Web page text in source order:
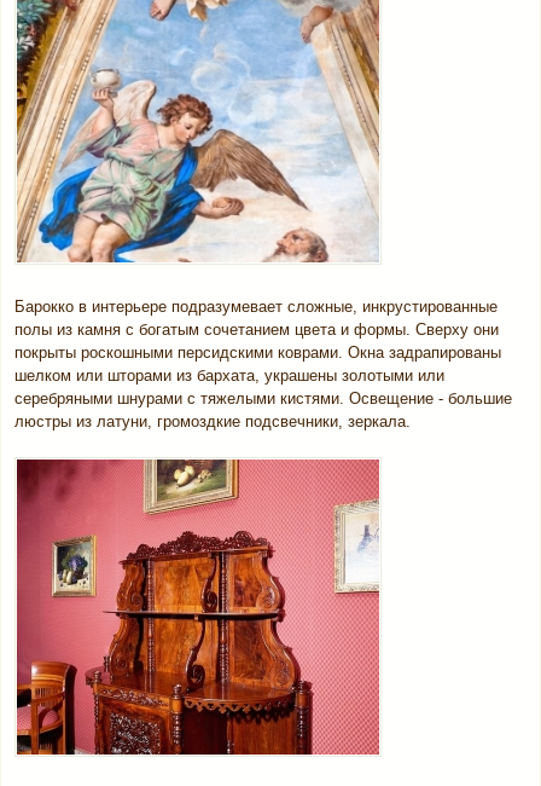
Барокко в интерьере подразумевает сложные, инкрустированные
полы из камня с богатым сочетанием цвета и формы. Сверху они
покрыты роскошными персидскими коврами. Окна задрапированы
шелком или шторами из бархата, украшены золотыми или
серебряными шнурами с тяжелыми кистями. Освещение - большие
люстры из латуни, громоздкие подсвечники, зеркала.